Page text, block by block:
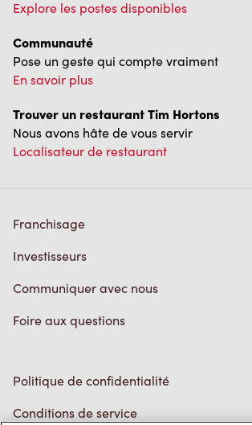
Explore les postes disponibles
Communauté
Pose un geste qui compte vraiment
En savoir plus
Trouver un restaurant Tim Hortons
Nous avons hâte de vous servir
Localisateur de restaurant
Franchisage
Investisseurs
Communiquer avec nous
Foire aux questions
Politique de confidentialité
Conditions de service